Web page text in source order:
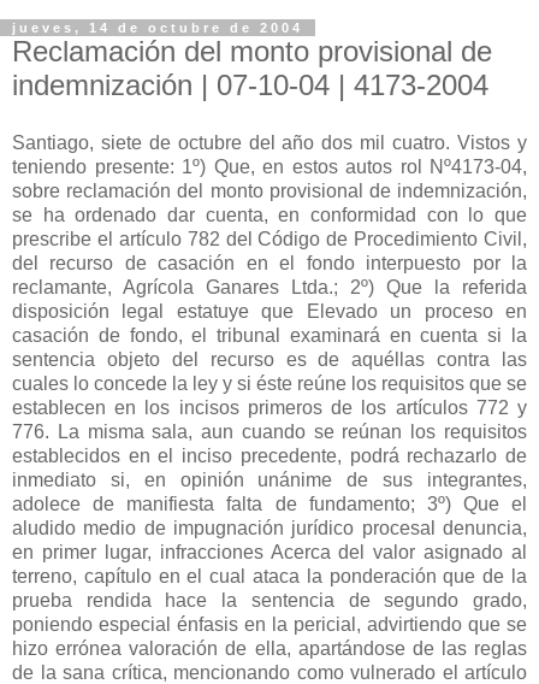
jueves, 14 de octubre de 2004
Reclamación del monto provisional de
indemnización | 07-10-04 | 4173-2004
Santiago, siete de octubre del año dos mil cuatro. Vistos y
teniendo presente: 1º) Que, en estos autos rol Nº4173-04,
sobre reclamación del monto provisional de indemnización,
se ha ordenado dar cuenta, en conformidad con lo que
prescribe el artículo 782 del Código de Procedimiento Civil,
del recurso de casación en el fondo interpuesto por la
reclamante, Agrícola Ganares Ltda.; 2º) Que la referida
disposición legal estatuye que Elevado un proceso en
casación de fondo, el tribunal examinará en cuenta si la
sentencia objeto del recurso es de aquéllas contra las
cuales lo concede la ley y si éste reúne los requisitos que se
establecen en los incisos primeros de los artículos 772 y
776. La misma sala, aun cuando se reúnan los requisitos
establecidos en el inciso precedente, podrá rechazarlo de
inmediato si, en opinión unánime de sus integrantes,
adolece de manifiesta falta de fundamento; 3º) Que el
aludido medio de impugnación jurídico procesal denuncia,
en primer lugar, infracciones Acerca del valor asignado al
terreno, capítulo en el cual ataca la ponderación que de la
prueba rendida hace la sentencia de segundo grado,
poniendo especial énfasis en la pericial, advirtiendo que se
hizo errónea valoración de ella, apartándose de las reglas
de la sana crítica, mencionando como vulnerado el artículo